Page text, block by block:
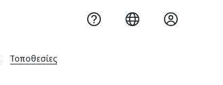
Τοποθεσίες